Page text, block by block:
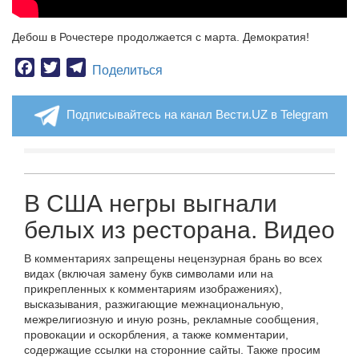
Дебош в Рочестере продолжается с марта. Демократия!
Facebook
TwitterTelegram
Поделиться
Подписывайтесь на канал Вести.UZ в Telegram
В США негры выгнали
белых из ресторана. Видео
В комментариях запрещены нецензурная брань во всех
видах (включая замену букв символами или на
прикрепленных к комментариям изображениях),
высказывания, разжигающие межнациональную,
межрелигиозную и иную рознь, рекламные сообщения,
провокации и оскорбления, а также комментарии,
содержащие ссылки на сторонние сайты. Также просим